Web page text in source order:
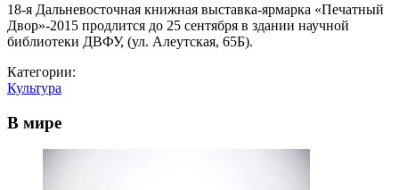
18-я Дальневосточная книжная выставка-ярмарка «Печатный
Двор»-2015 продлится до 25 сентября в здании научной
библиотеки ДВФУ, (ул. Алеутская, 65Б).
Категории:
Культура
В мире